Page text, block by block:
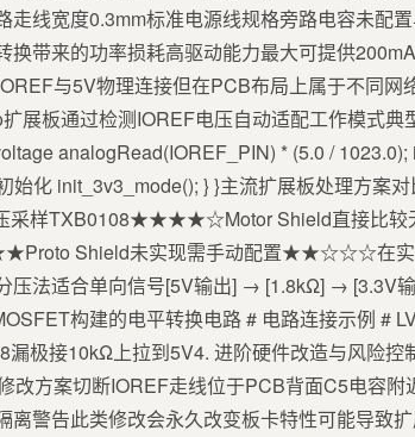
走线宽度0.3mm标准电源线规格旁路电容未配
换带来的功率损耗高驱动能力最大可提供
与5V物理连接但在PCB布局上属于不同
展板通过检测IOREF电压自动适配工作模式
analogRead(IOREF_PIN) * (5.0 /
始化 init_3v3_mode(); } }主流扩展板处理方案
采样TXB0108★★★★☆Motor Shield直接比
Shield未实现需手动配置★★☆☆☆在实际
压法适合单向信号[5V输出] → [1.8kΩ] → [3.3V
构建的电平转换电路 # 电路连接示例 #
漏极接10kΩ上拉到5V4. 进阶硬件改造与风险
改方案切断IOREF走线位于PCB背面C5电容
离警告此类修改会永久改变板卡特性可能导致